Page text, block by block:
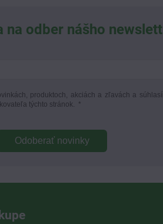
na odber nášho
produktoch, akciách a zľavách a
týchto stránok.
*
Odoberať novinky